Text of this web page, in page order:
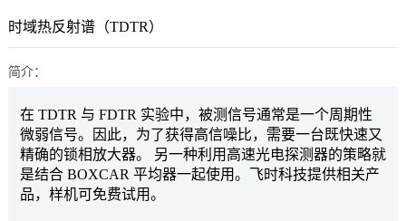
时域热反射谱（TDTR）
简介：
在 TDTR 与 FDTR 实验中，被测信号通常是一个周期性
微弱信号。因此，为了获得高信噪比，需要一台既快速又
精确的锁相放大器。 另一种利用高速光电探测器的策略就
是结合 BOXCAR 平均器一起使用。飞时科技提供相关产
品，样机可免费试用。